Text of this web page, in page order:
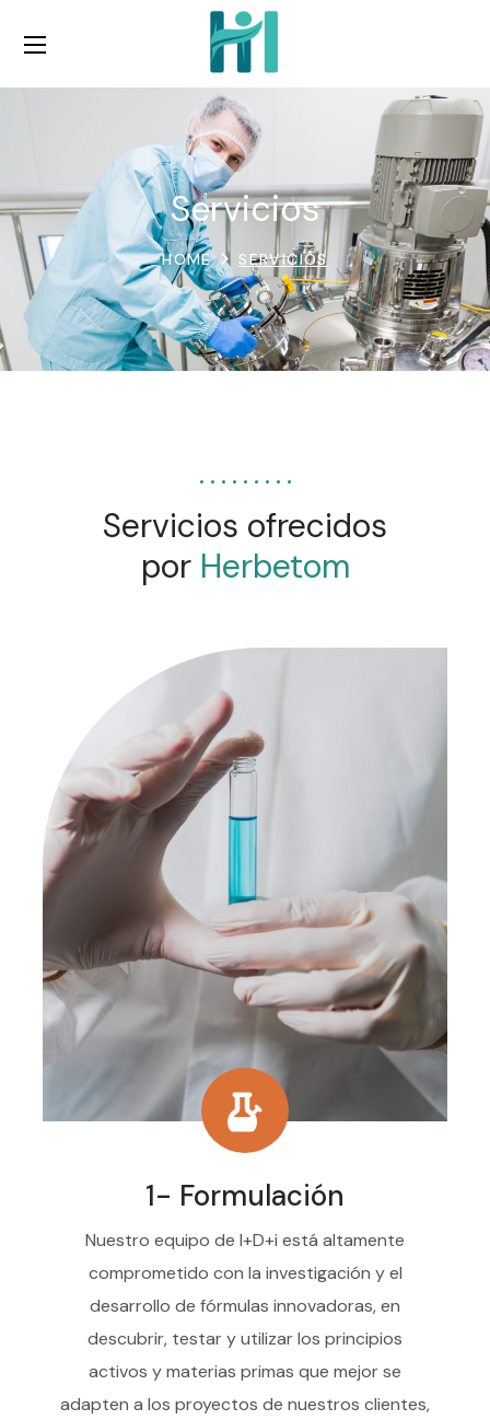
Servicios
HOME SERVICIOS
Servicios ofrecidos
por Herbetom
1- Formulación
Nuestro equipo de I+D+i está altamente
comprometido con la investigación y el
desarrollo de fórmulas innovadoras, en
descubrir, testar y utilizar los principios
activos y materias primas que mejor se
adapten a los proyectos de nuestros clientes,